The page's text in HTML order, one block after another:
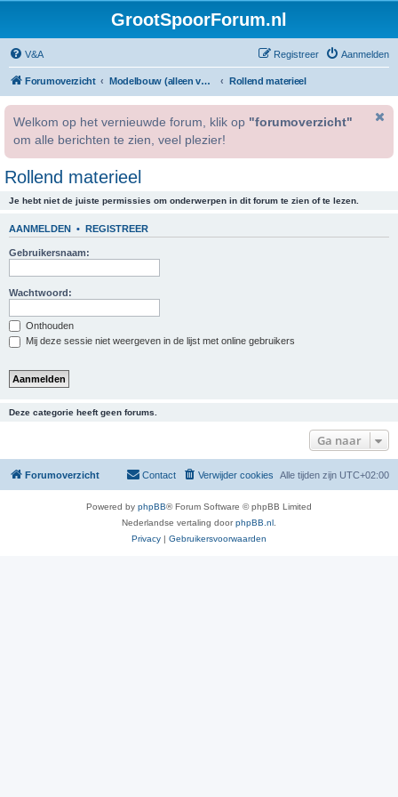
GrootSpoorForum.nl
V&A Aanmelden
Registreer
Forumoverzicht Modelbouw (alleen voor geregistreerde gebruikers). Rollend materieel
Welkom op het vernieuwde forum, klik op "forumoverzicht"
om alle berichten te zien, veel plezier!
Rollend materieel
Je hebt niet de juiste permissies om onderwerpen in dit forum te zien of te lezen.
AANMELDEN • REGISTREER
Gebruikersnaam:
Wachtwoord:
Onthouden
Mij deze sessie niet weergeven in de lijst met online gebruikers
Deze categorie heeft geen forums.
Ga naar
Forumoverzicht Alle tijden zijn UTC+02:00
Verwijder cookies
Contact
Powered by phpBB® Forum Software © phpBB Limited
Nederlandse vertaling doorphpBB.nl
Privacy | Gebruikersvoorwaarden